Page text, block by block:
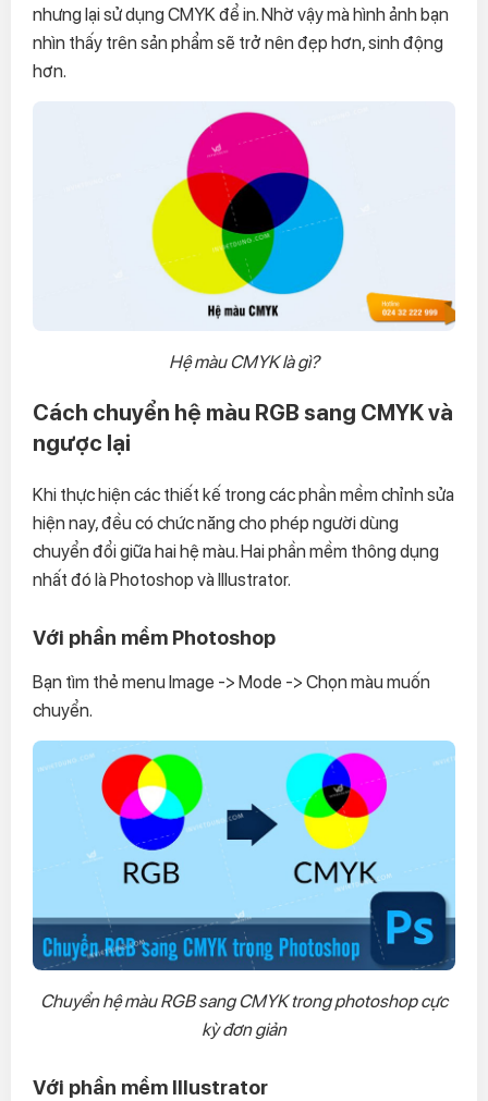
nhưng lại sử dụng CMYK để in. Nhờ vậy mà hình ảnh bạn
nhìn thấy trên sản phẩm sẽ trở nên đẹp hơn, sinh động
hơn.
Hệ màu CMYK là gì?
Cách chuyển hệ màu RGB sang CMYK và
ngược lại
Khi thực hiện các thiết kế trong các phần mềm chỉnh sửa
hiện nay, đều có chức năng cho phép người dùng
chuyển đổi giữa hai hệ màu. Hai phần mềm thông dụng
nhất đó là Photoshop và Illustrator.
Với phần mềm Photoshop
Bạn tìm thẻ menu Image -> Mode -> Chọn màu muốn
chuyển.
Chuyển hệ màu RGB sang CMYK trong photoshop cực
kỳ đơn giản
Với phần mềm Illustrator